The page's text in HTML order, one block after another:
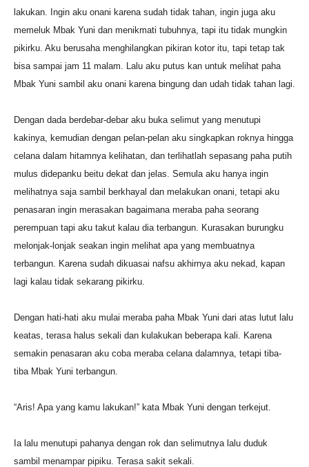
lakukan. Ingin aku onani karena sudah tidak tahan, ingin juga aku
memeluk Mbak Yuni dan menikmati tubuhnya, tapi itu tidak mungkin
pikirku. Aku berusaha menghilangkan pikiran kotor itu, tapi tetap tak
bisa sampai jam 11 malam. Lalu aku putus kan untuk melihat paha
Mbak Yuni sambil aku onani karena bingung dan udah tidak tahan lagi.
Dengan dada berdebar-debar aku buka selimut yang menutupi
kakinya, kemudian dengan pelan-pelan aku singkapkan roknya hingga
celana dalam hitamnya kelihatan, dan terlihatlah sepasang paha putih
mulus didepanku beitu dekat dan jelas. Semula aku hanya ingin
melihatnya saja sambil berkhayal dan melakukan onani, tetapi aku
penasaran ingin merasakan bagaimana meraba paha seorang
perempuan tapi aku takut kalau dia terbangun. Kurasakan burungku
melonjak-lonjak seakan ingin melihat apa yang membuatnya
terbangun. Karena sudah dikuasai nafsu akhirnya aku nekad, kapan
lagi kalau tidak sekarang pikirku.
Dengan hati-hati aku mulai meraba paha Mbak Yuni dari atas lutut lalu
keatas, terasa halus sekali dan kulakukan beberapa kali. Karena
semakin penasaran aku coba meraba celana dalamnya, tetapi tiba-
tiba Mbak Yuni terbangun.
“Aris! Apa yang kamu lakukan!” kata Mbak Yuni dengan terkejut.
Ia lalu menutupi pahanya dengan rok dan selimutnya lalu duduk
sambil menampar pipiku. Terasa sakit sekali.